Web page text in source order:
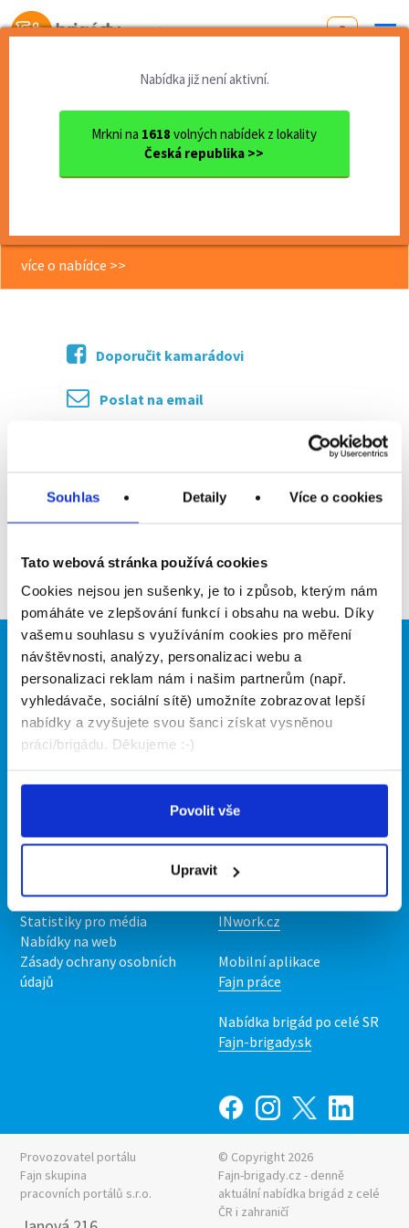
Souhlas Detaily Více o cookies
Tato webová stránka používá cookies
Cookies nejsou jen sušenky, je to i způsob, kterým nám
pomáháte ve zlepšování funkcí i obsahu na webu. Díky
vašemu souhlasu s využíváním cookies pro měření
návštěvnosti, analýzy, personalizaci webu a
personalizaci reklam nám i našim partnerům (např.
vyhledávače, sociální sítě) umožníte zobrazovat lepší
nabídky a zvyšujete svou šanci získat vysněnou
práci/brigádu. Děkujeme :-)
Povolit vše
Upravit
Od první brigády
Nabídka již není aktivní.
Mrkni na 1618 volných nabídek z lokality
Česká republika >>
Moravskoslezský kraj
okres Ostrava
Ostrava
Obsluha půjčovny motokár v ...
Obsluha půjčovny motokár v
více o nabídce >>
Doporučit kamarádovi
Poslat na email
Zpět
Brigádníci
Články
Hledané brigády
Firmy
Vložit inzerát
Ceník
Kontakt
Upravit předvolby cookies
Statistiky pro média
Nabídky na web
Zásady ochrany osobních
údajů
Naše další projekty
Mobilní aplikace
Nabídka práce z celé ČR
INwork.cz
Mobilní aplikace
Fajn práce
Nabídka brigád po celé SR
Fajn-brigady.sk
Provozovatel portálu
Fajn skupina
pracovních portálů s.r.o.
© Copyright 2026
Fajn-brigady.cz - denně
aktuální nabídka brigád z celé
ČR i zahraničí